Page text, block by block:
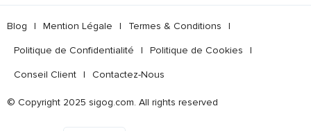
Blog | Mention Légale | Termes & Conditions |
Politique de Confidentialité | Politique de Cookies |
Conseil Client | Contactez-Nous
© Copyright 2025 sigog.com. All rights reserved